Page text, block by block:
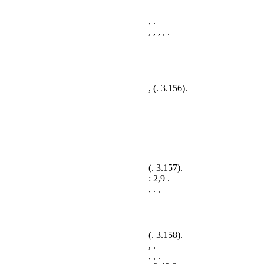
, .
, , , , .
, (. 3.156).
(. 3.157).
: 2,9 .
, . ,
(. 3.158).
, .
, , .